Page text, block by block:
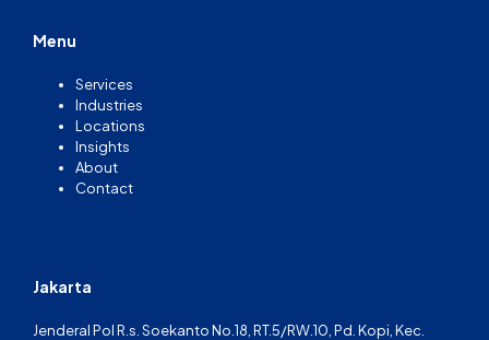
Menu
Services
Industries
Locations
Insights
About
Contact
Jakarta
Jenderal Pol R.s. Soekanto No.18, RT.5/RW.10, Pd. Kopi, Kec.